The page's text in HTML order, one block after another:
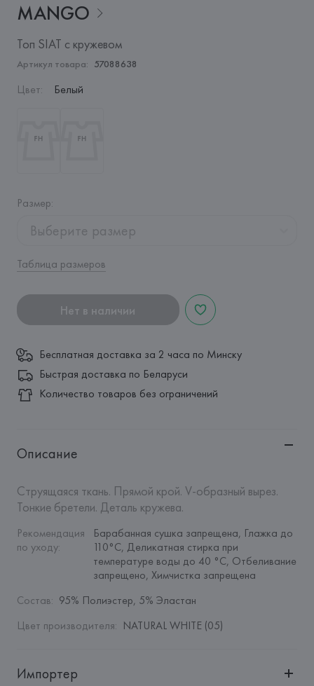
MANGO
Топ SIAT с кружевом
Артикул товара: 57088638
Цвет: Белый
Размер:
Выберите размер
Таблица размеров
Нет в наличии
Бесплатная доставка за 2 часа по Минску
Быстрая доставка по Беларуси
Количество товаров без ограничений
Описание
Струящаяся ткань. Прямой крой. V-образный вырез.
Тонкие бретели. Деталь кружева.
Рекомендация
по уходу:
Барабанная сушка запрещена, Глажка до
110°C, Деликатная стирка при
температуре воды до 40 °C, Отбеливание
запрещено, Химчистка запрещена
Состав: 95% Полиэстер, 5% Эластан
Цвет производителя: NATURAL WHITE (05)
Импортер